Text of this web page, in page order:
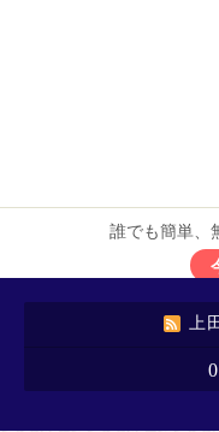
上
誰でも簡単、